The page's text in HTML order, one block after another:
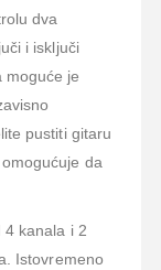
dva
i isključi
moguće je
pustiti gitaru
da
kanala i 2
Istovremeno